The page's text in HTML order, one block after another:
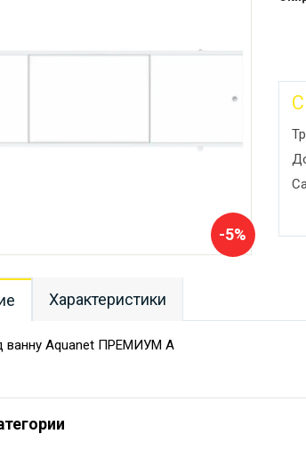
-5%
Характеристики
ванну Aquanet ПРЕМИУМ А